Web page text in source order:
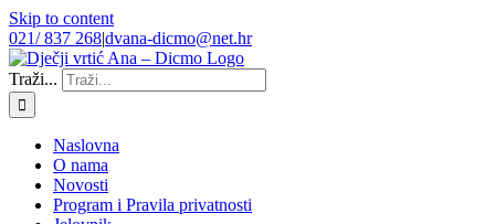
Skip to content
021/ 837 268|dvana-dicmo@net.hr
Traži...
Naslovna
O nama
Novosti
Program i Pravila privatnosti